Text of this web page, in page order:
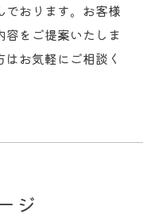
でおります。お客様
容をご提案いたしま
お気軽にご相談く
ジ